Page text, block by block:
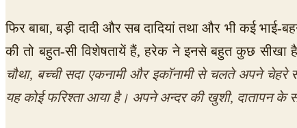
फिर बाबा, बड़ी दादी और सब दादियां तथा और भी कई भाई-
की तो बहुत-सी विशेषतायें हैं, हरेक ने इनसे बहुत कुछ सीखा
चौथा, बच्ची सदा एकनामी और इकॉनामी से चलते अपने चेहरे से
यह कोई फरिश्ता आया है। अपने अन्दर की खुशी, दातापन के